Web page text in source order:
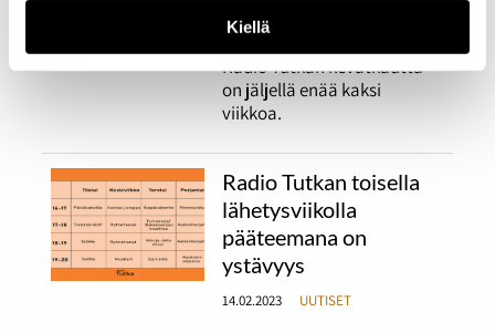
Kiellä
17.04.2023
Radio Tutkan kevätkautta
on jäljellä enää kaksi
viikkoa.
Radio Tutkan toisella
lähetysviikolla
pääteemana on
ystävyys
14.02.2023 UUTISET